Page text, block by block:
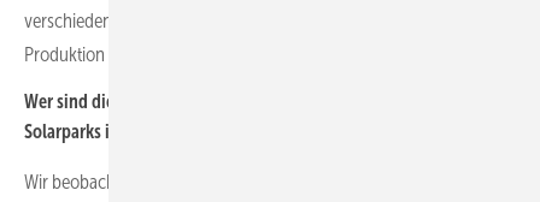
verschiedenen Ebenen um die Entwicklung und damit die
Produktion von Wasserstoff zu ermöglichen.
Wer sind die Kunden, die sich derzeit für gewerbliche Anlagen und
Solarparks interessieren?
Wir beobachten großes Interesse von allen Gewerbebetrieben. Die